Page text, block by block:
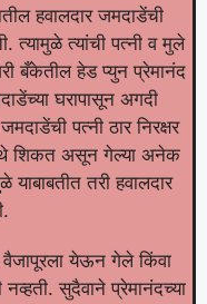
हवालदार जमदाडेंची
त्यामुळे त्यांची पत्नी व मुले
बँकेतील हेड प्युन प्रेमानंद
घरापासून अगदी
पत्नी ठार निरक्षर
शिकत असून गेल्या अनेक
तरी हवालदार
वैजापूरला येऊन गेले किंवा
नव्हती. सुदैवाने प्रेमानंदच्या